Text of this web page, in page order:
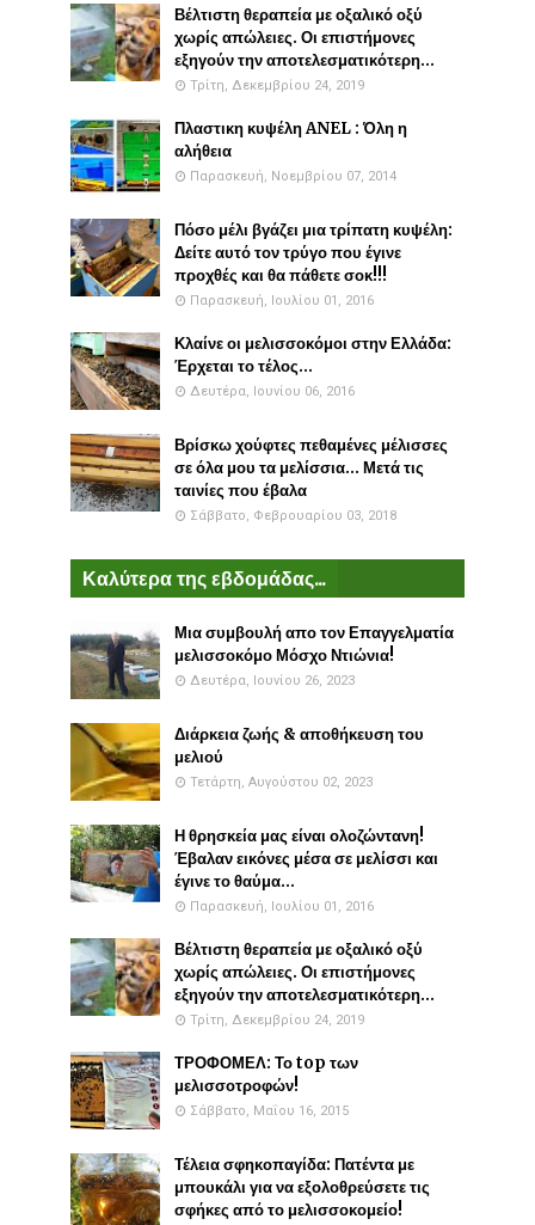
Βέλτιστη θεραπεία με οξαλικό οξύ
χωρίς απώλειες. Οι επιστήμονες
εξηγούν την αποτελεσματικότερη...
Τρίτη, Δεκεμβρίου 24, 2019
Πλαστικη κυψέλη ANEL : Όλη η
αλήθεια
Παρασκευή, Νοεμβρίου 07, 2014
Πόσο μέλι βγάζει μια τρίπατη κυψέλη:
Δείτε αυτό τον τρύγο που έγινε
προχθές και θα πάθετε σοκ!!!
Παρασκευή, Ιουλίου 01, 2016
Κλαίνε οι μελισσοκόμοι στην Ελλάδα:
Έρχεται το τέλος...
Δευτέρα, Ιουνίου 06, 2016
Βρίσκω χούφτες πεθαμένες μέλισσες
σε όλα μου τα μελίσσια... Μετά τις
ταινίες που έβαλα
Σάββατο, Φεβρουαρίου 03, 2018
Καλύτερα της εβδομάδας...
Μια συμβουλή απο τον Επαγγελματία
μελισσοκόμο Μόσχο Ντιώνια!
Δευτέρα, Ιουνίου 26, 2023
Διάρκεια ζωής & αποθήκευση του
μελιού
Τετάρτη, Αυγούστου 02, 2023
Η θρησκεία μας είναι ολοζώντανη!
Έβαλαν εικόνες μέσα σε μελίσσι και
έγινε το θαύμα...
Παρασκευή, Ιουλίου 01, 2016
Βέλτιστη θεραπεία με οξαλικό οξύ
χωρίς απώλειες. Οι επιστήμονες
εξηγούν την αποτελεσματικότερη...
Τρίτη, Δεκεμβρίου 24, 2019
ΤΡΟΦΟΜΕΛ: Το top των
μελισσοτροφών!
Σάββατο, Μαΐου 16, 2015
Τέλεια σφηκοπαγίδα: Πατέντα με
μπουκάλι για να εξολοθρεύσετε τις
σφήκες από το μελισσοκομείο!